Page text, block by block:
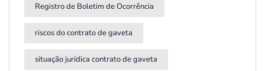
Registro de Boletim de Ocorrência
riscos do contrato de gaveta
situação jurídica contrato de gaveta